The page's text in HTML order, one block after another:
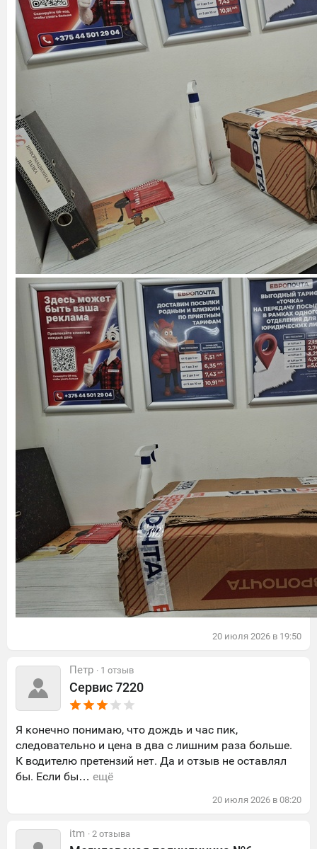
20 июля 2026 в 19:50
Петр · 1 отзыв
Сервис 7220
Я конечно понимаю, что дождь и час пик,
следовательно и цена в два с лишним раза больше.
К водителю претензий нет. Да и отзыв не оставлял
бы. Если бы… ещё
20 июля 2026 в 08:20
itm · 2 отзыва